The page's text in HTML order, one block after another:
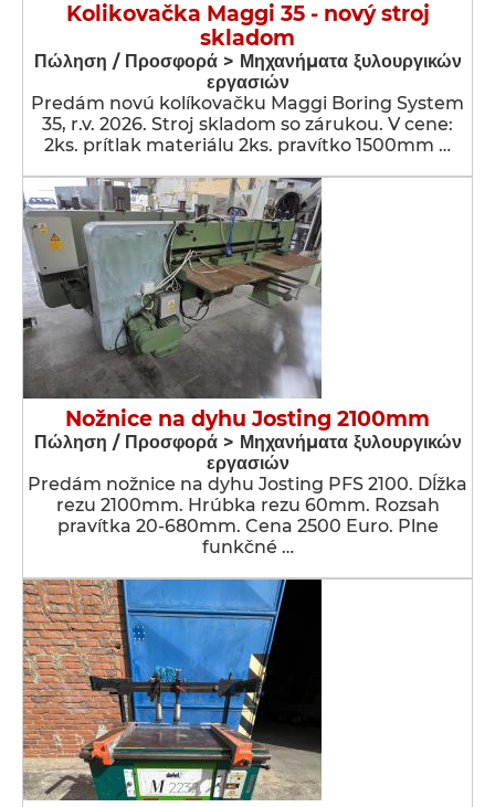
Kolikovačka Maggi 35 - nový stroj
skladom
Πώληση / Προσφορά > Μηχανήματα ξυλουργικών
εργασιών
Predám novú kolíkovačku Maggi Boring System
35, r.v. 2026. Stroj skladom so zárukou. V cene:
2ks. prítlak materiálu 2ks. pravítko 1500mm …
Nožnice na dyhu Josting 2100mm
Πώληση / Προσφορά > Μηχανήματα ξυλουργικών
εργασιών
Predám nožnice na dyhu Josting PFS 2100. Dĺžka
rezu 2100mm. Hrúbka rezu 60mm. Rozsah
pravítka 20-680mm. Cena 2500 Euro. Plne
funkčné …